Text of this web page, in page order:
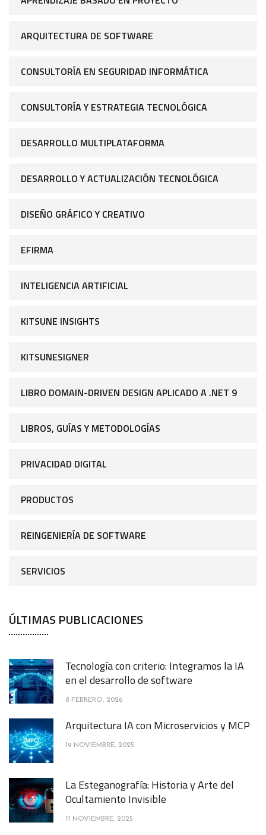
ARQUITECTURA DE SOFTWARE
CONSULTORÍA EN SEGURIDAD INFORMÁTICA
CONSULTORÍA Y ESTRATEGIA TECNOLÓGICA
DESARROLLO MULTIPLATAFORMA
DESARROLLO Y ACTUALIZACIÓN TECNOLÓGICA
DISEÑO GRÁFICO Y CREATIVO
EFIRMA
INTELIGENCIA ARTIFICIAL
KITSUNE INSIGHTS
KITSUNESIGNER
LIBRO DOMAIN-DRIVEN DESIGN APLICADO A .NET 9
LIBROS, GUÍAS Y METODOLOGÍAS
PRIVACIDAD DIGITAL
PRODUCTOS
REINGENIERÍA DE SOFTWARE
SERVICIOS
ÚLTIMAS PUBLICACIONES
Tecnología con criterio: Integramos la IA
en el desarrollo de software
8 FEBRERO, 2026
Arquitectura IA con Microservicios y MCP
19 NOVIEMBRE, 2025
La Esteganografía: Historia y Arte del
Ocultamiento Invisible
11 NOVIEMBRE, 2025